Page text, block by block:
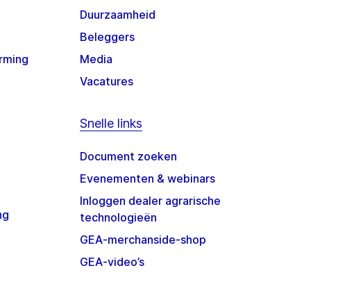
Duurzaamheid
Beleggers
Media
Vacatures
Snelle links
Document zoeken
Evenementen & webinars
Inloggen dealer agrarische
technologieën
GEA-merchanside-shop
GEA-video’s